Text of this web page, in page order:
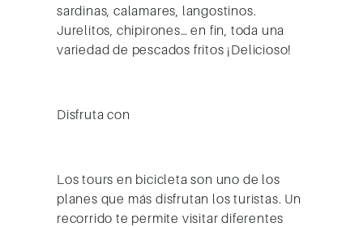
sardinas, calamares, langostinos.
Jurelitos, chipirones… en fin, toda una
variedad de pescados fritos ¡Delicioso!
Disfruta con
Los tours en bicicleta son uno de los
planes que más disfrutan los turistas. Un
recorrido te permite visitar diferentes